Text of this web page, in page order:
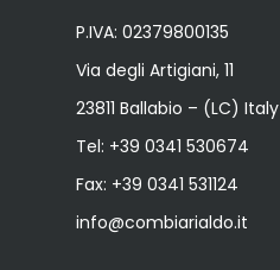
P.IVA: 02379800135
Via degli Artigiani, 11
23811 Ballabio – (LC) Italy
Tel: +39 0341 530674
Fax: +39 0341 531124
info@combiarialdo.it